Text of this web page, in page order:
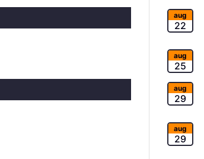
aug
22
aug
25
aug
29
aug
29